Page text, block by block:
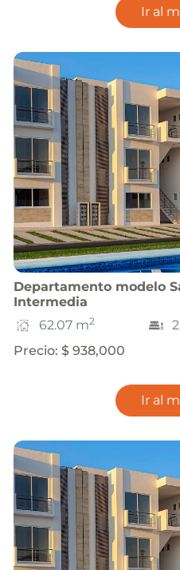
Ir al
Departamento modelo
Intermedia
62.07 m2 2
Precio: $ 938,000
Ir al